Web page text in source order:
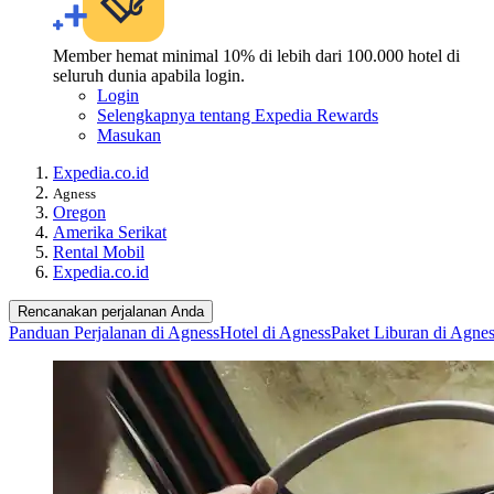
Member hemat minimal 10% di lebih dari 100.000 hotel di
seluruh dunia apabila login.
Login
Selengkapnya tentang Expedia Rewards
Masukan
Expedia.co.id
Agness
Oregon
Amerika Serikat
Rental Mobil
Expedia.co.id
Rencanakan perjalanan Anda
Panduan Perjalanan di AgnessHotel di AgnessPaket Liburan di